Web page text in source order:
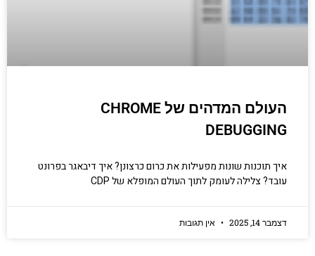
העולם המדהים של CHROME
DEBUGGING
איך תוכנות שונות מפעילות את כרום כרצונן? איך דיבאגר בפרונט
עובד? צלילה לעומק לתוך העולם המופלא של CDP
דצמבר 14, 2025 אין תגובות